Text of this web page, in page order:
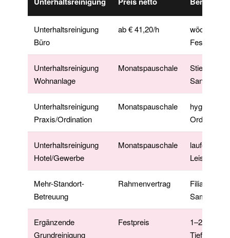
Unterhaltsreinigung
Büro
ab € 41,20/h
Festpreis
Unterhaltsreinigung
Wohnanlage
Monatspauschale
Sanitär
Unterhaltsreinigung
Praxis/Ordination
Monatspauschale
Unterhaltsreinigung
Hotel/Gewerbe
Monatspauschale
laufend,
Mehr-Standort-
Betreuung
Rahmenvertrag
Filialnetze,
Ergänzende
Grundreinigung
Festpreis
1–2×